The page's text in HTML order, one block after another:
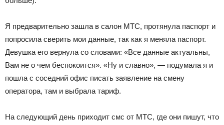
Я предварительно зашла в салон МТС, протянула паспорт и
попросила сверить мои данные, так как я меняла паспорт.
Девушка его вернула со словами: «Все данные актуальны,
Вам не о чем беспокоится». «Ну и славно», — подумала я и
пошла с соседний офис писать заявление на смену
оператора, там и выбрала тариф.
На следующий день приходит смс от МТС, где они пишут, что